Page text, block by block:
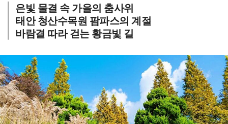
은빛 물결 속 가을의 춤사위
태안 청산수목원 팜파스의 계절
바람결 따라 걷는 황금빛 길